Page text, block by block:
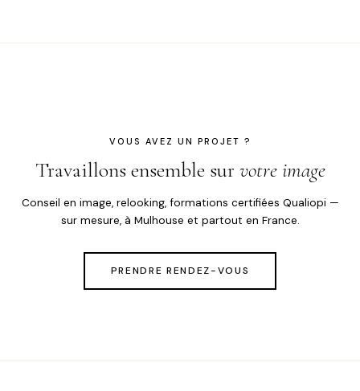
VOUS AVEZ UN PROJET ?
Travaillons ensemble sur votre image
Conseil en image, relooking, formations certifiées Qualiopi —
sur mesure, à Mulhouse et partout en France.
PRENDRE RENDEZ-VOUS